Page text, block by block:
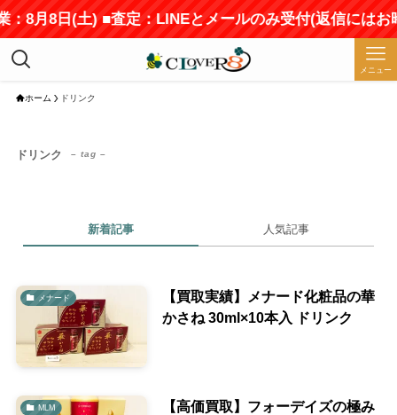
8月8日(土) ■査定：LINEとメールのみ受付(返信にはお
メニュー
ホーム ドリンク
ドリンク – tag –
新着記事 人気記事
メナード
【買取実績】メナード化粧品の華
かさね 30ml×10本入 ドリンク
MLM
【高価買取】フォーデイズの極み